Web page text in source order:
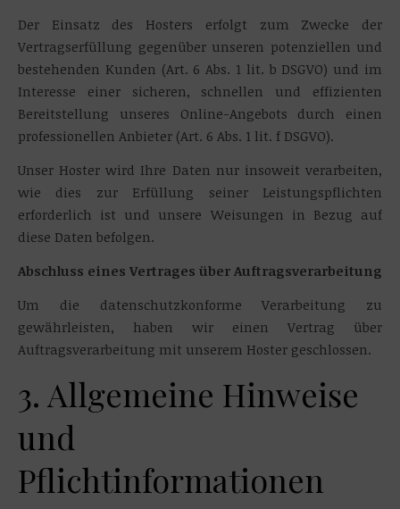
Der Einsatz des Hosters erfolgt zum Zwecke der
Vertragserfüllung gegenüber unseren potenziellen und
bestehenden Kunden (Art. 6 Abs. 1 lit. b DSGVO) und im
Interesse einer sicheren, schnellen und effizienten
Bereitstellung unseres Online-Angebots durch einen
professionellen Anbieter (Art. 6 Abs. 1 lit. f DSGVO).
Unser Hoster wird Ihre Daten nur insoweit verarbeiten,
wie dies zur Erfüllung seiner Leistungspflichten
erforderlich ist und unsere Weisungen in Bezug auf
diese Daten befolgen.
Abschluss eines Vertrages über Auftragsverarbeitung
Um die datenschutzkonforme Verarbeitung zu
gewährleisten, haben wir einen Vertrag über
Auftragsverarbeitung mit unserem Hoster geschlossen.
3. Allgemeine Hinweise
und
Pflichtinformationen